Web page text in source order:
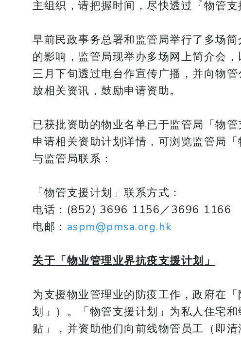
主组织，请把握时间，尽快透过『物管
早前民政事务总署和监管局举行了多场
的影响，监管局现举办多场网上简介会
三月下旬透过电台作宣传广播，并向物
放相关资讯，鼓励申请资助。
已获批资助的物业名单已于监管局「物
申请相关资助计划详情，可浏览监管局
与监管局联系：
「物管支援计划」联系方式：
电话：(852) 3696 1156／3696 1166
电邮： aspm@pmsa.org.hk
关于 「物业管理业界抗疫支援计划」
为支援物业管理业的防疫工作，政府在
划」）。「物管支援计划」为私人住宅
贴」，并资助他们向前线物管员工（即